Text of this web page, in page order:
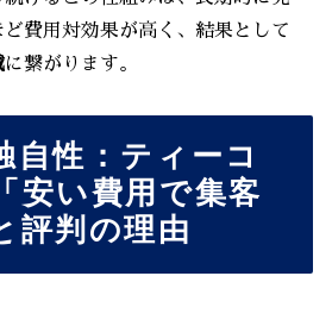
費用対効果が高く、結果として
に繋がります。
自性：ティーコ
安い費用で集客
評判の理由